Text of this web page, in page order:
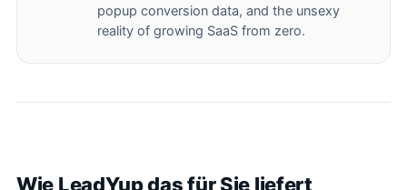
popup conversion data, and the unsexy
reality of growing SaaS from zero.
Wie LeadYup das für Sie liefert